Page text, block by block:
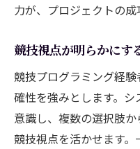
力が、プロジェクトの成
競技視点が明らかにす
競技プログラミング経
確性を強みとします。
意識し、複数の選択肢
競技視点を活かせます